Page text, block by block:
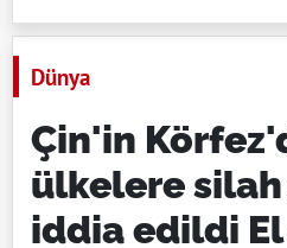
Dünya
Çin'in
ülkelere silah
iddia edildi El